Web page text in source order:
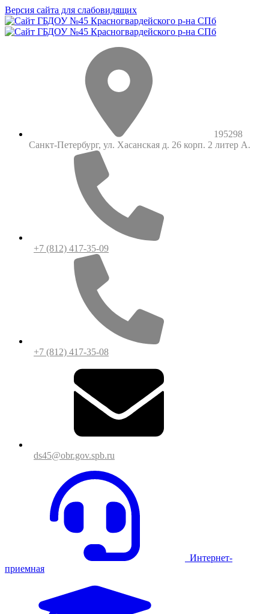
Версия сайта для слабовидящих
195298
Санкт-Петербург, ул. Хасанская д. 26 корп. 2 литер А.
+7 (812) 417-35-09
+7 (812) 417-35-08
ds45@obr.gov.spb.ru
Интернет-
приемная